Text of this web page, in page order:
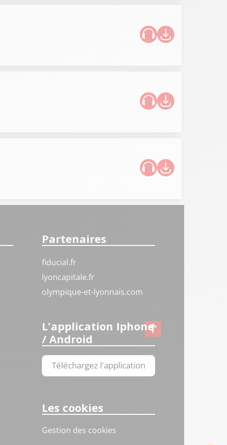
Partenaires
fiducial.fr
lyoncapitale.fr
olympique-et-lyonnais.com
L'application Iphone
/ Android
Téléchargez l'application
Les cookies
Gestion des cookies